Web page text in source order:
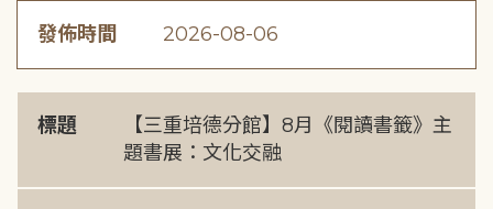
發佈時間 2026-08-06
標題
【三重培德分館】8月《閱讀書籤》主
題書展：文化交融